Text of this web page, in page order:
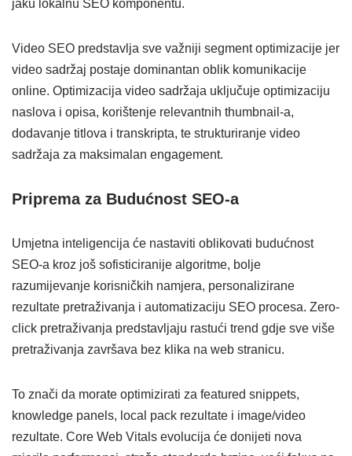
jaku lokalnu SEO komponentu.
Video SEO predstavlja sve važniji segment optimizacije jer
video sadržaj postaje dominantan oblik komunikacije
online. Optimizacija video sadržaja uključuje optimizaciju
naslova i opisa, korištenje relevantnih thumbnail-a,
dodavanje titlova i transkripta, te strukturiranje video
sadržaja za maksimalan engagement.
Priprema za Budućnost SEO-a
Umjetna inteligencija će nastaviti oblikovati budućnost
SEO-a kroz još sofisticiranije algoritme, bolje
razumijevanje korisničkih namjera, personalizirane
rezultate pretraživanja i automatizaciju SEO procesa. Zero-
click pretraživanja predstavljaju rastući trend gdje sve više
pretraživanja završava bez klika na web stranicu.
To znači da morate optimizirati za featured snippets,
knowledge panels, local pack rezultate i image/video
rezultate. Core Web Vitals evolucija će donijeti nova